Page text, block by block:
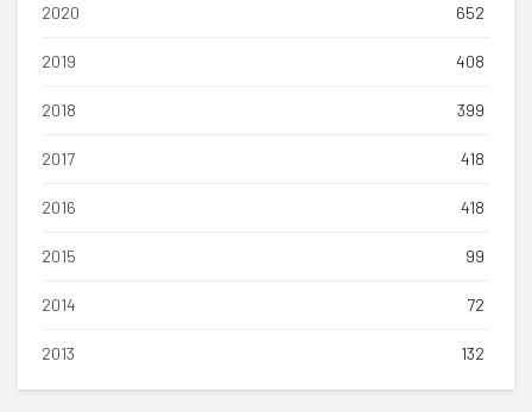
2020 652
2019 408
2018 399
2017 418
2016 418
2015 99
2014 72
2013 132